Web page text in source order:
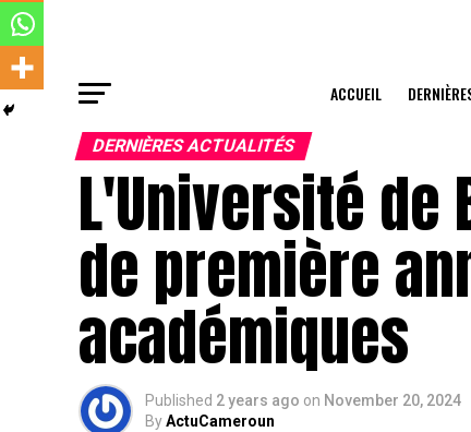
ACCUEIL
DERNIÈRES ACTUALITÉS
L'Université de
de première
académiques
Published 2 years ago on November 20, 2024
ByActuCameroun